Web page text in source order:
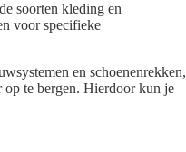
soorten kleding en
voor specifieke
en schoenenrekken,
op te bergen. Hierdoor kun je